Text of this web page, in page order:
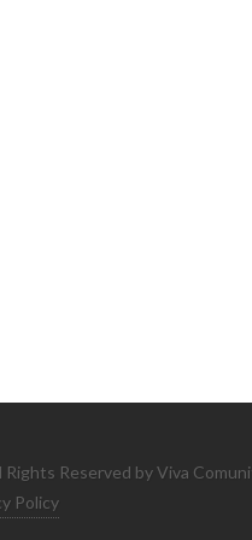
Reserved by Viva
Policy